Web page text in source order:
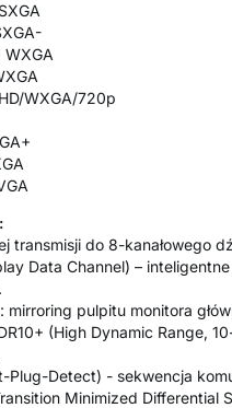
WXGA/720p
transmisji do 8-kanałowego
Data Channel) –
mirroring pulpitu monitora
(High Dynamic Range,
Plug-Detect) - sekwencja
Minimized Differential